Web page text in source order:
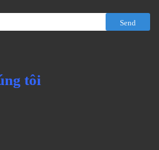
Send
tôi